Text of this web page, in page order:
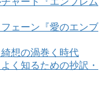
ェーン『愛のエンブ
想の渦巻く時代
く知るための抄訳・